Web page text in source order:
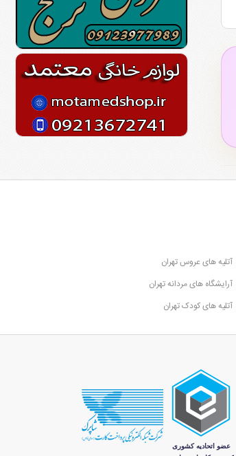
آتلیه های عروس تهران
آرایشگاه های مردانه تهران
آتلیه های کودک تهران